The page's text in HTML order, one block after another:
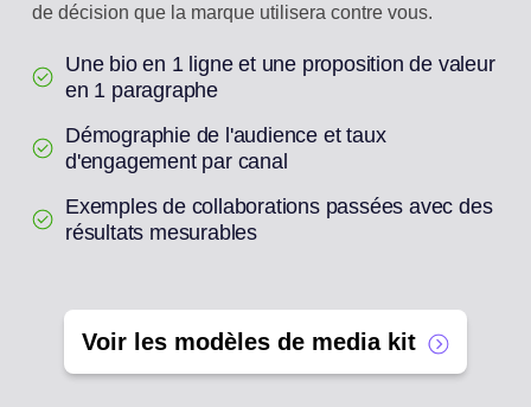
de décision que la marque utilisera contre vous.
Une bio en 1 ligne et une proposition de valeur
en 1 paragraphe
Démographie de l'audience et taux
d'engagement par canal
Exemples de collaborations passées avec des
résultats mesurables
Voir les modèles de media kit